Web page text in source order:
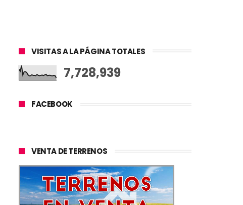
VISITAS A LA PÁGINA TOTALES
7,728,939
FACEBOOK
VENTA DE TERRENOS